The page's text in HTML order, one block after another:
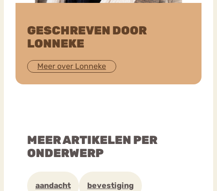
GESCHREVEN DOOR
LONNEKE
Meer over Lonneke
MEER ARTIKELEN PER
ONDERWERP
aandacht bevestiging